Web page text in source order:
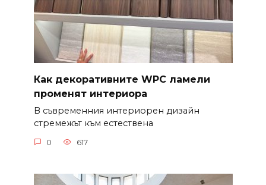
Как декоративните WPC ламели
променят интериора
В съвременния интериорен дизайн
стремежът към естествена
0 617